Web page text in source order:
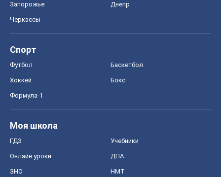
Запорожье Днепр
Черкассы
Спорт
Футбол Баскетбол
Хоккей Бокс
Формула-1
Моя школа
ГДЗ Учебники
Онлайн уроки ДПА
ЗНО НМТ